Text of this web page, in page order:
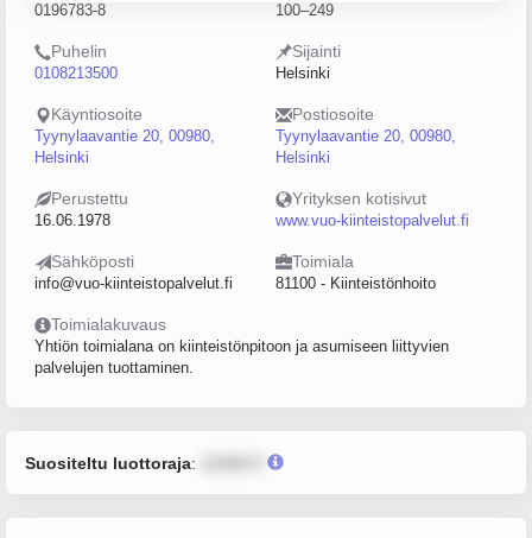
0196783-8 100–249
Puhelin
0108213500
Sijainti
Helsinki
Käyntiosoite
Tyynylaavantie 20, 00980,
Helsinki
Postiosoite
Tyynylaavantie 20, 00980,
Helsinki
Perustettu
16.06.1978
Yrityksen kotisivut
www.vuo-kiinteistopalvelut.fi
Sähköposti
info@vuo-kiinteistopalvelut.fi
Toimiala
81100 - Kiinteistönhoito
Toimialakuvaus
Yhtiön toimialana on kiinteistönpitoon ja asumiseen liittyvien
palvelujen tuottaminen.
Suositeltu luottoraja: